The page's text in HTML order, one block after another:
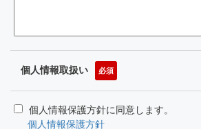
個人情報取扱い 必須
個人情報保護方針に同意します。
個人情報保護方針